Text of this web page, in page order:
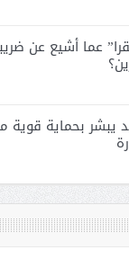
عما أشيع عن
يبشر بحماية قوية